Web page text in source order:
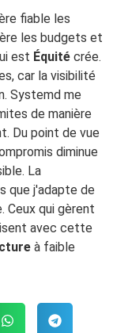
fiable les
les budgets et
est Équité crée.
car la visibilité
Systemd me
de manière
Du point de vue
diminue
La
que j'adapte de
Ceux qui gèrent
avec cette
à faible